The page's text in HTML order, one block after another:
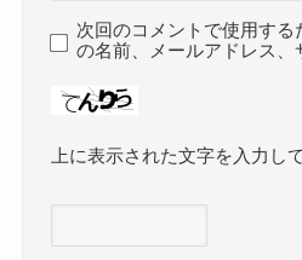
次回のコメントで使用する
の名前、メールアドレス、
上に表示された文字を入力し